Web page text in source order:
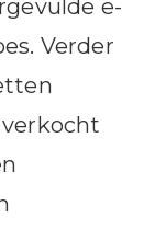
e-
Verder